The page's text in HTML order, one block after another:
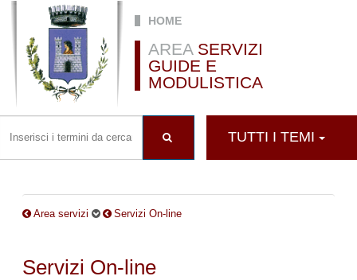
Salta al contenuto principale
HOME
AREASERVIZI
GUIDE E
MODULISTICA
TUTTI I TEMI
Area servizi Servizi On-line
Servizi On-line